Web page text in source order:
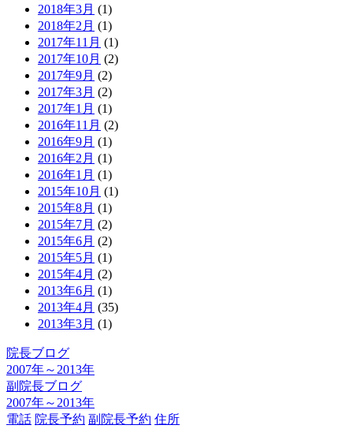
2018年3月 (1)
2018年2月 (1)
2017年11月 (1)
2017年10月 (2)
2017年9月 (2)
2017年3月 (2)
2017年1月 (1)
2016年11月 (2)
2016年9月 (1)
2016年2月 (1)
2016年1月 (1)
2015年10月 (1)
2015年8月 (1)
2015年7月 (2)
2015年6月 (2)
2015年5月 (1)
2015年4月 (2)
2013年6月 (1)
2013年4月 (35)
2013年3月 (1)
院長ブログ
2007年～2013年
副院長ブログ
2007年～2013年
電話 院長予約 副院長予約 住所